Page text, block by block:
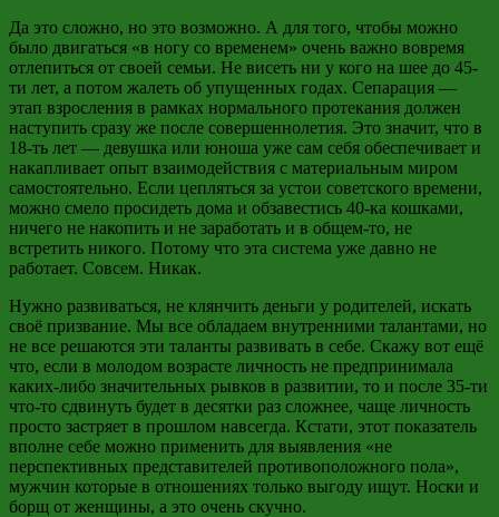
Да это сложно, но это возможно. А для того, чтобы можно
было двигаться «в ногу со временем» очень важно вовремя
отлепиться от своей семьи. Не висеть ни у кого на шее до 45-
ти лет, а потом жалеть об упущенных годах. Сепарация —
этап взросления в рамках нормального протекания должен
наступить сразу же после совершеннолетия. Это значит, что в
18-ть лет — девушка или юноша уже сам себя обеспечивает и
накапливает опыт взаимодействия с материальным миром
самостоятельно. Если цепляться за устои советского времени,
можно смело просидеть дома и обзавестись 40-ка кошками,
ничего не накопить и не заработать и в общем-то, не
встретить никого. Потому что эта система уже давно не
работает. Совсем. Никак.
Нужно развиваться, не клянчить деньги у родителей, искать
своё призвание. Мы все обладаем внутренними талантами, но
не все решаются эти таланты развивать в себе. Скажу вот ещё
что, если в молодом возрасте личность не предпринимала
каких-либо значительных рывков в развитии, то и после 35-ти
что-то сдвинуть будет в десятки раз сложнее, чаще личность
просто застряет в прошлом навсегда. Кстати, этот показатель
вполне себе можно применить для выявления «не
перспективных представителей противоположного пола»,
мужчин которые в отношениях только выгоду ищут. Носки и
борщ от женщины, а это очень скучно.